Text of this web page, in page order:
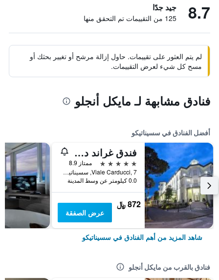
8.7 جيد جدًا
125 من التقييمات تم التحقق منها
لم يتم العثور على تقييمات. حاول إزالة مرشح أو تغيير بحثك أو
مسح كل شيء لعرض التقييمات.
فنادق مشابهة لـ مايكل أنجلو
أفضل الفنادق في سسيناتيكو
فندق غراند دافنشي
5 نجوم
ممتاز 8.9
Viale Carducci, 7, سسيناتيكو, مقاطعة فورلي تشيزينا, إيطاليا
0.0 كيلومتر عن وسط المدينة
872 ﷼
عرض الصفقة
شاهد المزيد من أهم الفنادق في سسيناتيكو
فنادق بالقرب من مايكل أنجلو